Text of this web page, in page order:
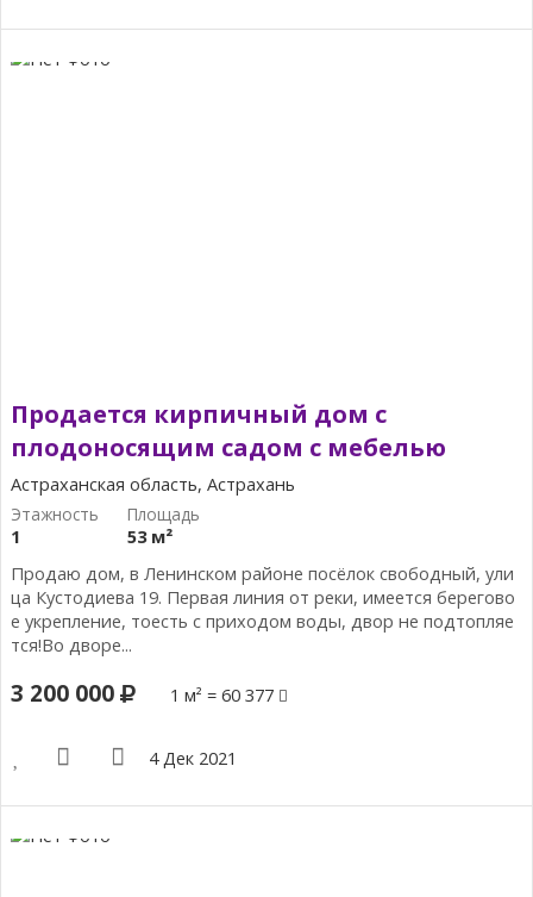
Продается кирпичный дом с
плодоносящим садом с мебелью
Астраханская область, Астрахань
1
53 м²
Продаю дом, в Ленинском районе посёлок свободный, ули
ца Кустодиева 19. Первая линия от реки, имеется берегово
е укрепление, тоесть с приходом воды, двор не подтопляе
тся!Во дворе...
3 200 000 1 м² = 60 377
4 Дек 2021